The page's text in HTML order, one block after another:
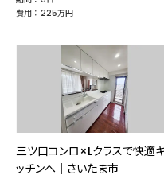
費用 ： 225万円
三ツ口コンロ×Lクラスで快適
ッチンへ｜さいたま市